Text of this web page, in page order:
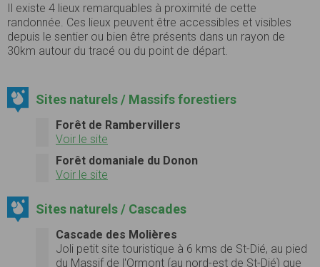
Il existe 4 lieux remarquables à proximité de cette
randonnée. Ces lieux peuvent être accessibles et visibles
depuis le sentier ou bien être présents dans un rayon de
30km autour du tracé ou du point de départ.
Sites naturels / Massifs forestiers
Forêt de Rambervillers
Voir le site
Forêt domaniale du Donon
Voir le site
Sites naturels / Cascades
Cascade des Molières
Joli petit site touristique à 6 kms de St-Dié, au pied
du Massif de l'Ormont (au nord-est de St-Dié) que